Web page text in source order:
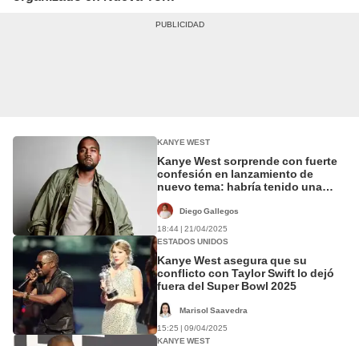
KANYE WEST
Kanye West sorprende con fuerte
confesión en lanzamiento de
nuevo tema: habría tenido una
niñoDiego Gallegos
18:44 | 21/04/2025
ESTADOS UNIDOS
Kanye West asegura que su
conflicto con Taylor Swift lo dejó
fuera del Super Bowl 2025
Marisol Saavedra
15:25 | 09/04/2025
KANYE WEST